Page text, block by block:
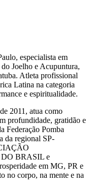
especialista em
Joelho e Acupuntura,
Atleta profissional
Latina na categoria
e espiritualidade.
2011, atua como
profundidade, gratidão e
Federação Pomba
da regional SP-
BRASIL e
em MG, PR e
no corpo, na mente e na